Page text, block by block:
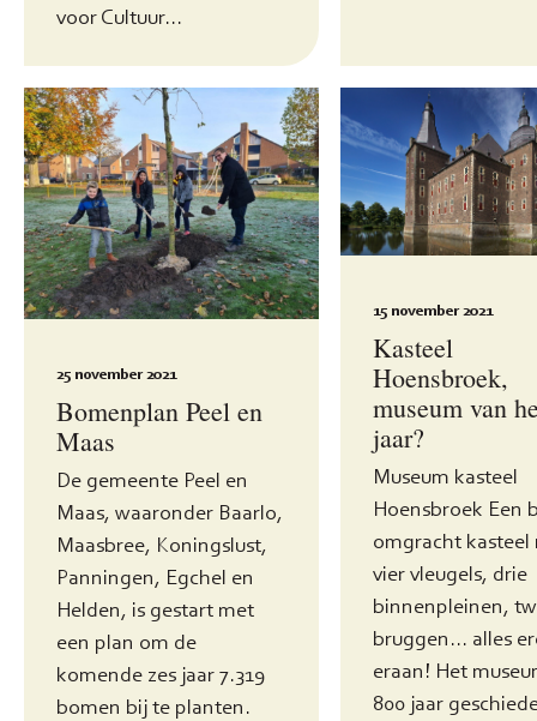
voor Cultuur...
25 november 2021
Bomenplan Peel en
Maas
De gemeente Peel en
Maas, waaronder Baarlo,
Maasbree, Koningslust,
Panningen, Egchel en
Helden, is gestart met
een plan om de
komende zes jaar 7.319
bomen bij te planten.
15 november 2021
Kasteel
Hoensbroek,
museum van
jaar?
Museum kasteel
Hoensbroek Een
omgracht kasteel
vier vleugels, drie
binnenpleinen,
bruggen... alles
eraan! Het
800 jaar